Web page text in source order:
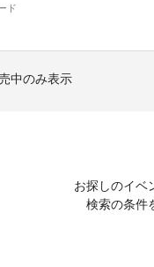
ド
中のみ表示
お探しのイベ
検索の条件